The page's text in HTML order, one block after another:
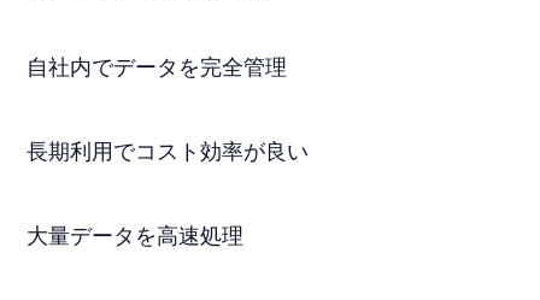
自社内でデータを完全管理
長期利用でコスト効率が良い
大量データを高速処理